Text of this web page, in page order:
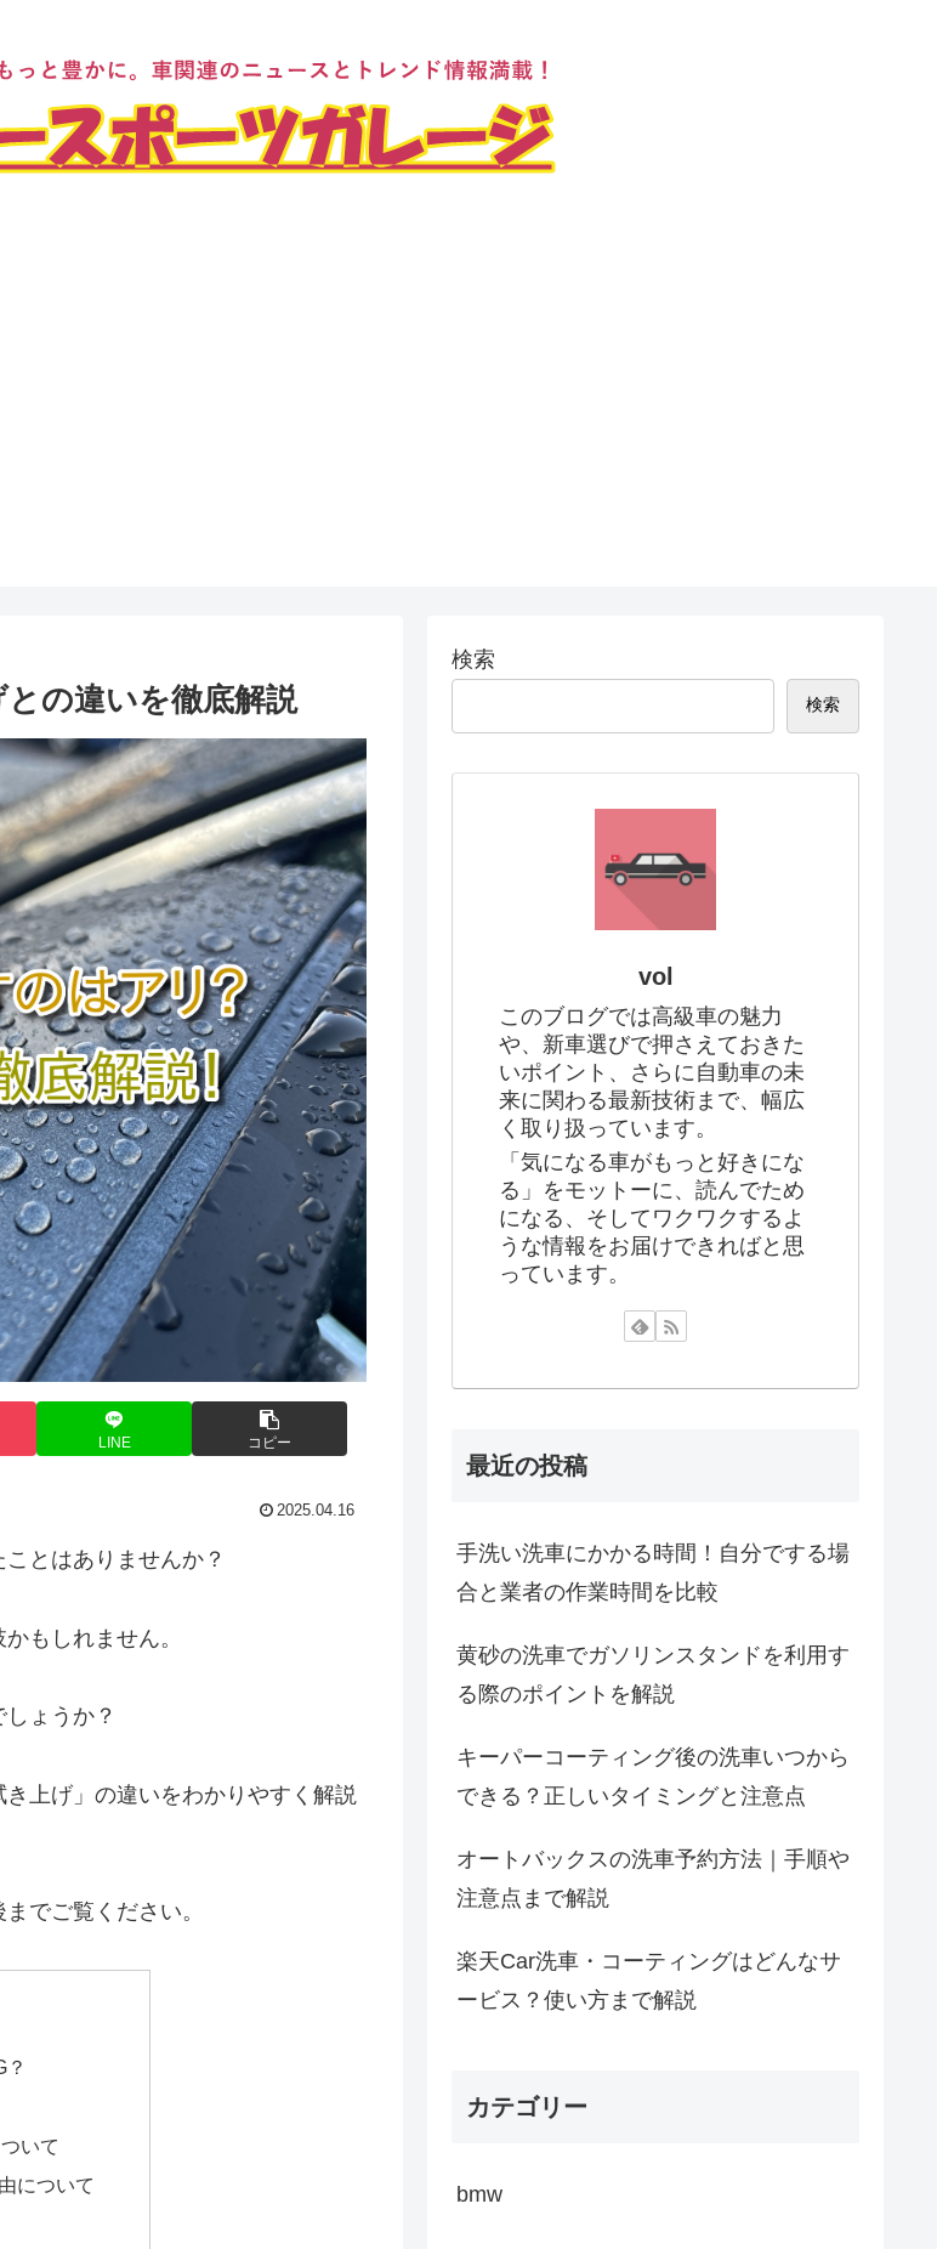
の違いを徹底解説
LINE コピー
2025.04.16
とはありませんか？
もしれません。
ょうか？
上げ」の違いをわかりやすく解説
でご覧ください。
いて
について
検索
検索
vol
このブログでは高級車の魅力
や、新車選びで押さえておきた
いポイント、さらに自動車の未
来に関わる最新技術まで、幅広
く取り扱っています。
「気になる車がもっと好きにな
る」をモットーに、読んでため
になる、そしてワクワクするよ
うな情報をお届けできればと思
っています。
最近の投稿
手洗い洗車にかかる時間！自分でする場
合と業者の作業時間を比較
黄砂の洗車でガソリンスタンドを利用す
る際のポイントを解説
キーパーコーティング後の洗車いつから
できる？正しいタイミングと注意点
オートバックスの洗車予約方法｜手順や
注意点まで解説
楽天Car洗車・コーティングはどんなサ
ービス？使い方まで解説
カテゴリー
bmw